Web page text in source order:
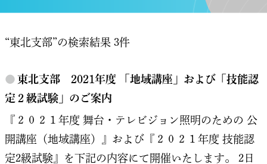
“東北支部”の検索結果 3件
● 東北支部 2021年度 「地域講座」および「技能認
定２級試験」のご案内
『２０２１年度 舞台・テレビジョン照明のための 公
開講座（地域講座）』および『２０２１年度 技能認
定2級試験』を下記の内容にて開催いたします。 2日